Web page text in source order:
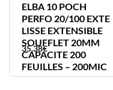
ELBA 10 POCH
PERFO 20/100 EXTE
LISSE EXTENSIBLE
SOUFFLET 20MM
CAPACITE 200
FEUILLES – 200MIC
35,38€